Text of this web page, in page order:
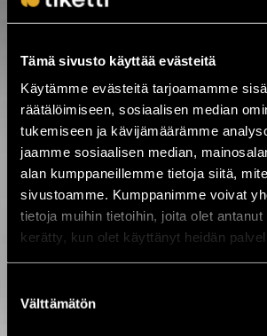
Tämä sivusto käyttää evästeitä
Käytämme evästeitä tarjoamamme
räätälöimiseen, sosiaalisen median
tukemiseen ja kävijämäärämme
jaamme sosiaalisen median,
alan kumppaneillemme tietoja siitä,
sivustoamme. Kumppanimme voivat
tietoja muihin tietoihin, joita olet
kerätty, kun olet käyttänyt heidän
valinta
Välttämätön
Tuotteiden peruuttaminen
Kadonneet liput
OmaTiketti
Tietosuojaseloste
OmaTiketti käyttöehdot
Rekisteröidy
Salasana unohtunut?
Uutiskirje
yhdenvertaisuus ja
saavutettavuus
SALASANA UNOHTUNUT
salasanan saamiseksi.